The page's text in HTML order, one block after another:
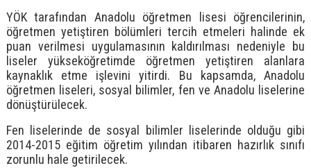
YÖK tarafından Anadolu öğretmen lisesi öğrencilerinin,
öğretmen yetiştiren bölümleri tercih etmeleri halinde ek
puan verilmesi uygulamasının kaldırılması nedeniyle bu
liseler yükseköğretimde öğretmen yetiştiren alanlara
kaynaklık etme işlevini yitirdi. Bu kapsamda, Anadolu
öğretmen liseleri, sosyal bilimler, fen ve Anadolu liselerine
dönüştürülecek.
Fen liselerinde de sosyal bilimler liselerinde olduğu gibi
2014-2015 eğitim öğretim yılından itibaren hazırlık sınıfı
zorunlu hale getirilecek.